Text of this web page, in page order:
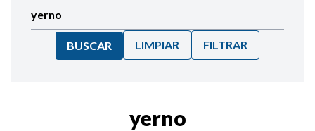
BUSCAR LIMPIAR FILTRAR
yerno